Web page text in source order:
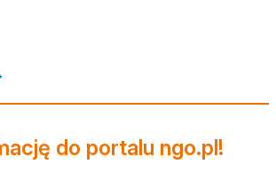
do portalu ngo.pl!